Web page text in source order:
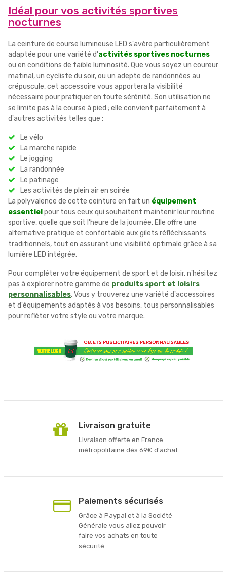
Idéal pour vos activités sportives
nocturnes
La ceinture de course lumineuse LED s'avère particulièrement
adaptée pour une variété d'activités sportives nocturnes
ou en conditions de faible luminosité. Que vous soyez un coureur
matinal, un cycliste du soir, ou un adepte de randonnées au
crépuscule, cet accessoire vous apportera la visibilité
nécessaire pour pratiquer en toute sérénité. Son utilisation ne
se limite pas à la course à pied ; elle convient parfaitement à
d'autres activités telles que :
Le vélo
La marche rapide
Le jogging
La randonnée
Le patinage
Les activités de plein air en soirée
La polyvalence de cette ceinture en fait un équipement
essentiel pour tous ceux qui souhaitent maintenir leur routine
sportive, quelle que soit l'heure de la journée. Elle offre une
alternative pratique et confortable aux gilets réfléchissants
traditionnels, tout en assurant une visibilité optimale grâce à sa
lumière LED intégrée.
Pour compléter votre équipement de sport et de loisir, n'hésitez
pas à explorer notre gamme de produits sport et loisirs
personnalisables. Vous y trouverez une variété d'accessoires
et d'équipements adaptés à vos besoins, tous personnalisables
pour refléter votre style ou votre marque.
Livraison gratuite
Livraison offerte en France
métropolitaine dès 69€ d'achat.
Paiements sécurisés
Grâce à Paypal et à la Société
Générale vous allez pouvoir
faire vos achats en toute
sécurité.